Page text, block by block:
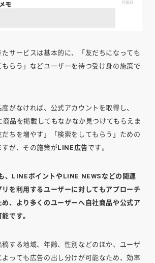
たサービスは基本的に、「友だちになっても
もらう」などユーザーを待つ受け身の施策で
がなければ、公式アカウントを取得し、
商品を掲載してもなかなか見つけてもらえま
ちを増やす」「検索をしてもらう」ための
が、その施策がLINE広告です。
、LINEポイントやLINE NEWSなどの関連
を利用するユーザーに対してもアプローチ
、より多くのユーザーへ自社商品や公式ア
です。
する地域、年齢、性別などのほか、ユーザ
っても広告の出し分けが可能なため、効率